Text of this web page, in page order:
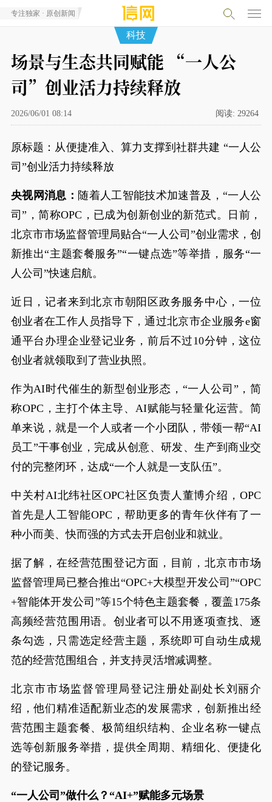
专注独家 · 原创新闻
科技
场景与生态共同赋能 “一人公
司”创业活力持续释放
2026/06/01 08:14 阅读: 29264
原标题：从便捷准入、算力支撑到社群共建 “一人公
司”创业活力持续释放
央视网消息： 随着人工智能技术加速普及，“一人公
司”，简称OPC，已成为创新创业的新范式。日前，
北京市市场监督管理局贴合“一人公司”创业需求，创
新推出“主题套餐服务”“一键点选”等举措，服务“一
人公司”快速启航。
近日，记者来到北京市朝阳区政务服务中心，一位
创业者在工作人员指导下，通过北京市企业服务e窗
通平台办理企业登记业务，前后不过10分钟，这位
创业者就领取到了营业执照。
作为AI时代催生的新型创业形态，“一人公司”，简
称OPC，主打个体主导、AI赋能与轻量化运营。简
单来说，就是一个人或者一个小团队，带领一帮“AI
员工”干事创业，完成从创意、研发、生产到商业交
付的完整闭环，达成“一个人就是一支队伍”。
中关村AI北纬社区OPC社区负责人董博介绍，OPC
首先是人工智能OPC，帮助更多的青年伙伴有了一
种小而美、快而强的方式去开启创业和就业。
据了解，在经营范围登记方面，目前，北京市市场
监督管理局已整合推出“OPC+大模型开发公司”“OPC
+智能体开发公司”等15个特色主题套餐，覆盖175条
高频经营范围用语。创业者可以不用逐项查找、逐
条勾选，只需选定经营主题，系统即可自动生成规
范的经营范围组合，并支持灵活增减调整。
北京市市场监督管理局登记注册处副处长刘丽介
绍，他们精准适配新业态的发展需求，创新推出经
营范围主题套餐、极简组织结构、企业名称一键点
选等创新服务举措，提供全周期、精细化、便捷化
的登记服务。
“一人公司”做什么？“AI+”赋能多元场景